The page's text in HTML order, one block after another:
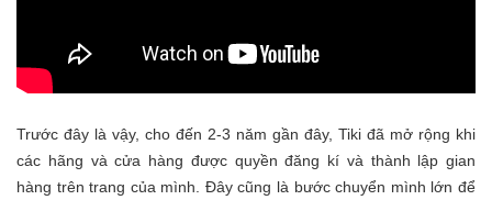
Trước đây là vậy, cho đến 2-3 năm gần đây, Tiki đã mở rộng khi
các hãng và cửa hàng được quyền đăng kí và thành lập gian
hàng trên trang của mình. Đây cũng là bước chuyển mình lớn để